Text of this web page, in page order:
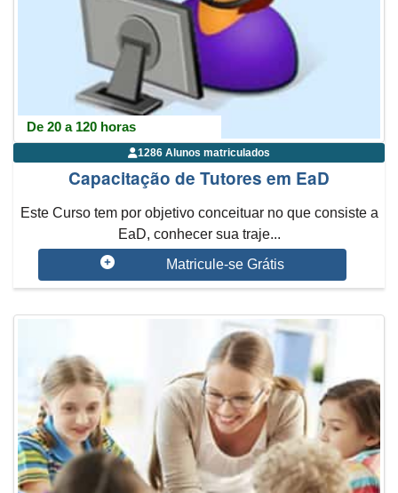
De 20 a 120 horas
1286 Alunos matriculados
Capacitação de Tutores em EaD
Este Curso tem por objetivo conceituar no que consiste a
EaD, conhecer sua traje...
Matricule-se Grátis